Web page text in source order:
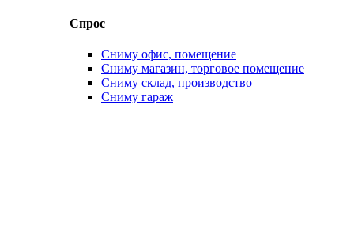
Спрос
Сниму офис, помещение
Сниму магазин, торговое помещение
Сниму склад, производство
Сниму гараж